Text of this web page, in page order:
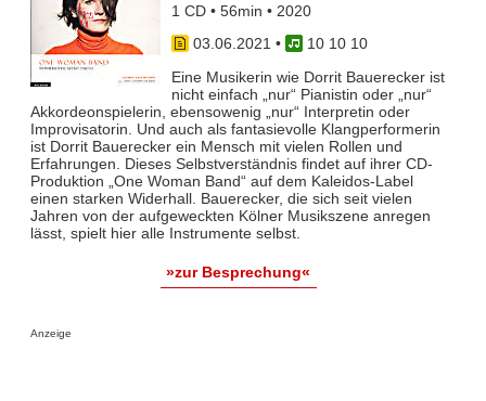
1 CD • 56min • 2020
03.06.2021 •
10 10 10
Eine Musikerin wie Dorrit Bauerecker ist
nicht einfach „nur“ Pianistin oder „nur“
Akkordeonspielerin, ebensowenig „nur“ Interpretin oder
Improvisatorin. Und auch als fantasievolle Klangperformerin
ist Dorrit Bauerecker ein Mensch mit vielen Rollen und
Erfahrungen. Dieses Selbstverständnis findet auf ihrer CD-
Produktion „One Woman Band“ auf dem Kaleidos-Label
einen starken Widerhall. Bauerecker, die sich seit vielen
Jahren von der aufgeweckten Kölner Musikszene anregen
lässt, spielt hier alle Instrumente selbst.
»zur Besprechung«
Anzeige